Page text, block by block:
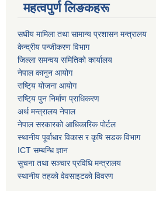
महत्वपुर्ण लिङकहरू
स‌घीय मामिला तथा सामान्य प्रशासन मन्त्रालय
केन्द्रीय पन्जीकरण विभाग
जिल्ला समन्वय समितिको कार्यालय
नेपाल कानुन आयोग
राष्टि्य योजना आयोग
राष्टि्य पुन निर्माण प्राधिकरण
अर्थ मन्त्रालय नेपाल
नेपाल सरकारको आधिकारिक पोर्टल
स्थानीय पूर्वाधार विकास र कृषि सडक विभाग
ICT सम्बन्धि ज्ञान
सुचना तथा सञ्चार प्रविधि मन्त्रालय
स्थानीय तहको वेवसाइटको विवरण